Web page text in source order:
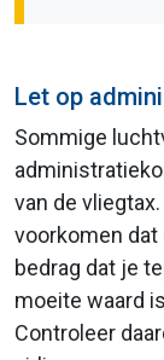
Let op
Sommige
van de
voorkomen
bedrag dat je
moeite waard
Controleer